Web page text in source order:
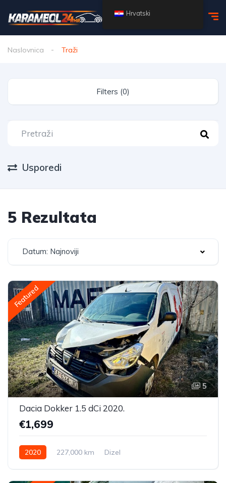
Naslovnica Traži
Filters (0)
Usporedi
5 Rezultata
Datum: Najnoviji
Featured
5
Dacia Dokker 1.5 dCi 2020.
€1,699
2020 227,000 km Dizel
Hrvatski